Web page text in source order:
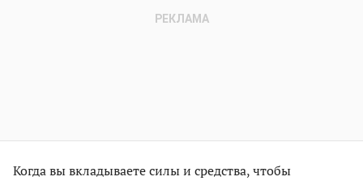
Когда вы вкладываете силы и средства, чтобы